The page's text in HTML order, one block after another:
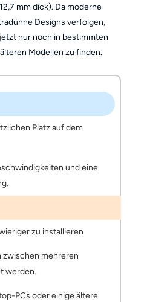
mm dick). Da moderne
Designs verfolgen,
nur noch in bestimmten
Modellen zu finden.
Platz auf dem
und eine
zu installieren
zwischen mehreren
werden.
PCs oder einige ältere